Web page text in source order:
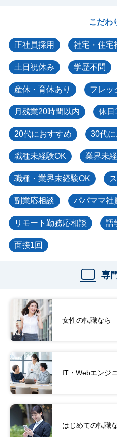
こだわ
正社員採用 社宅・住宅
土日祝休み 学歴不問
産休・育休あり フレッ
月残業20時間以内 休日
20代におすすめ 30代
職種未経験OK 業界未
職種・業界未経験OK
副業応相談 パパママ社
リモート勤務応相談 語
面接1回
専
女性の転職なら
IT・Webエンジ
はじめての転職